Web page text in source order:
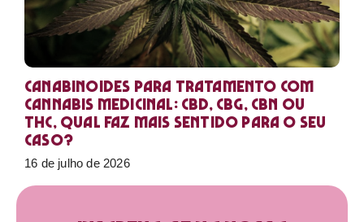
Canabinoides para tratamento com
cannabis medicinal: CBD, CBG, CBN ou
THC, qual faz mais sentido para o seu
caso?
16 de julho de 2026